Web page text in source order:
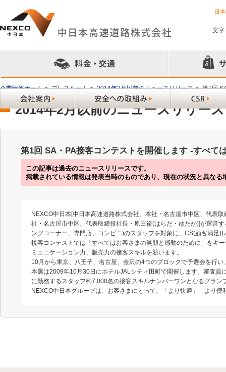
日
文字
企業情報ホーム > プレスルーム > 2014年2月以前のニュースリリース > 第1回
2014年2月以前のニュースリリース
第1回 SA・PA接客コンテストを開催します -すべて
この記事は過去のニュースリリースです。
掲載されている情報は発表当時のものであり、現在の状況と異なる
NEXCO中日本[中日本高速道路株式会社、本社・名古屋市中区、代表
社・名古屋市中区、代表取締役社長・原田裕(はらだ・ゆたか)]が運営
ングコーナー、専門店、コンビニ)のスタッフを対象に、CS(顧客満足
接客コンテストでは「すべてはお客さまの笑顔と感動のために」をキ
ミュニケーション力、販売力の接客スキルを競います。
10月から東京、八王子、名古屋、金沢の4つのブロックで予選会を行
本選は2009年10月30日にホテルJALシティ田町で開催します。審査
に勤務するスタッフ約7,000名の接客スキルナンバーワンとなるグラン
NEXCO中日本グループは、お客さまにとって、「より快適」「より